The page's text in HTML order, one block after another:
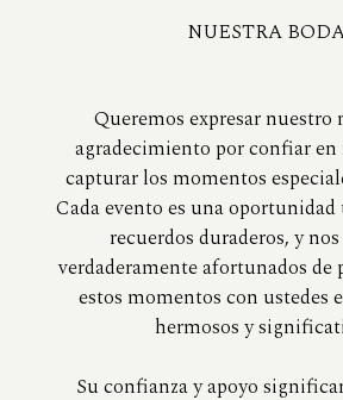
NUESTRA
Queremos expresar nuestro
agradecimiento por confiar en
capturar los momentos
Cada evento es una
recuerdos duraderos, y
verdaderamente afortunados
estos momentos con ustedes
hermosos y
Su confianza y apoyo